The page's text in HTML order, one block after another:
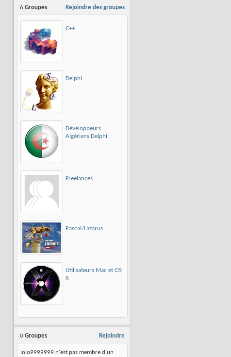
Rejoindre des groupes
6 Groupes
C++
Delphi
Développeurs
Algériens Delphi
Freelances
Pascal/Lazarus
Utilisateurs Mac et OS
X
Rejoindre
0 Groupes
lolo9999999 n'est pas membre d'un